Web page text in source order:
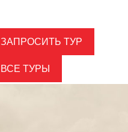
ЗАПРОСИТЬ ТУР
ВСЕ ТУРЫ